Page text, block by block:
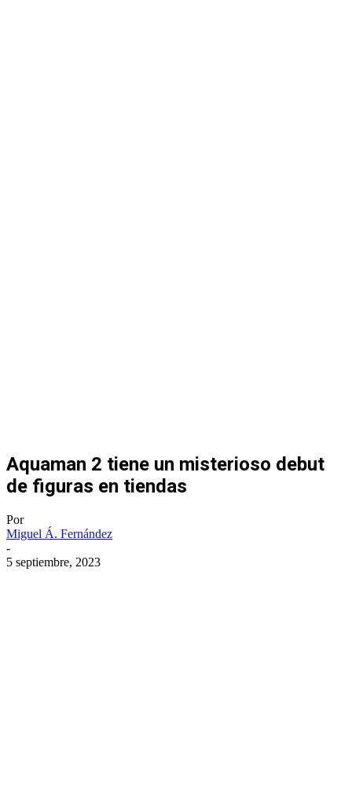
Aquaman 2 tiene un misterioso debut
de figuras en tiendas
Por
Miguel Á. Fernández
-
5 septiembre, 2023